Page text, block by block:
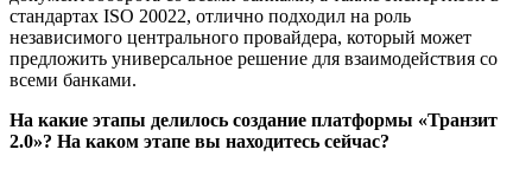
стандартах ISO 20022, отлично подходил на роль
независимого центрального провайдера, который может
предложить универсальное решение для взаимодействия со
всеми банками.
На какие этапы делилось создание платформы «Транзит
2.0»? На каком этапе вы находитесь сейчас?